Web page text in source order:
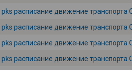
pks расписание движение транспорта
pks расписание движение транспорта
pks расписание движение транспорта
pks расписание движение транспорта